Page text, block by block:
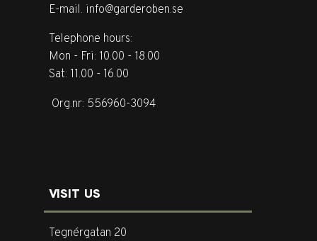
E-mail. info@garderoben.se
Telephone hours:
Mon - Fri: 10.00 - 18.00
Sat: 11.00 - 16.00
Org.nr: 556960-3094
VISIT US
Tegnérgatan 20